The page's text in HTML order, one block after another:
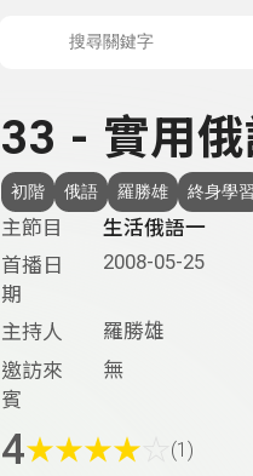
33 - 實用
初階 俄語 羅勝雄 終身學習
主節目
生活俄語一
首播日
期
2008-05-25
主持人
羅勝雄
邀訪來
賓
無
4★★★★ (1)